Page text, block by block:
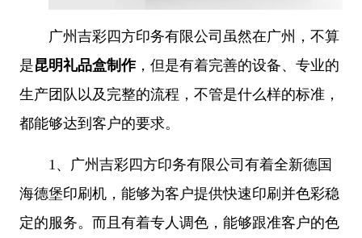
广州吉彩四方印务有限公司 虽然在广州，不算
是昆明礼品盒制作，但是有着完善的设备、专业的
生产团队以及完整的流程，不管是什么样的标准，
都能够达到客户的要求。
1、
广州吉彩四方印务有限公司有着全新德国
海德堡印刷机，能够为客户提供快速印刷并色彩稳
定的服务。而且有着专人调色，能够跟准客户的色